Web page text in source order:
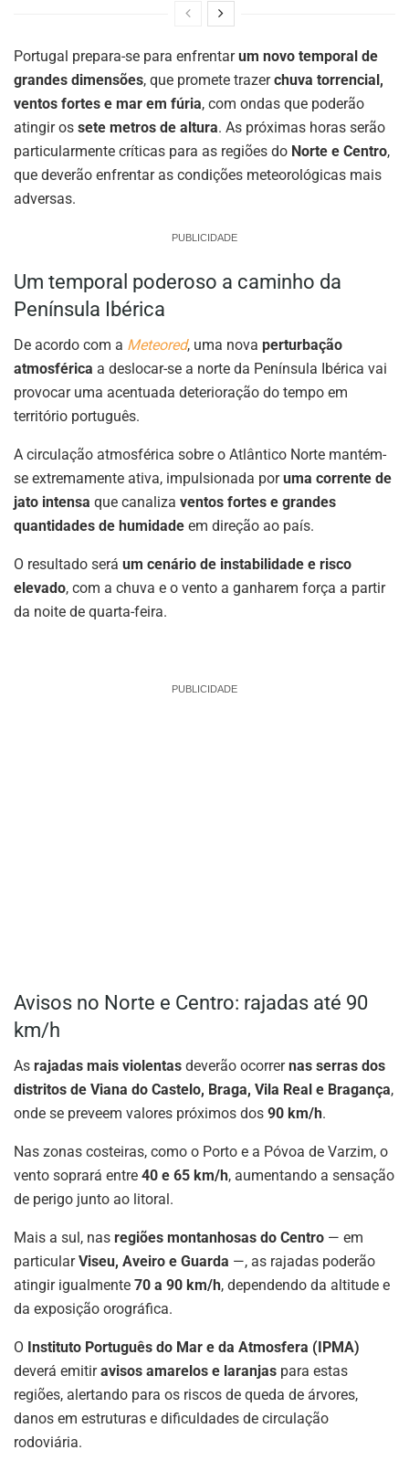
Portugal prepara-se para enfrentarum novo temporal de
grandes dimensões, que promete trazerchuva torrencial,
ventos fortes e mar em fúria, com ondas que poderão
atingir os sete metros de altura. As próximas horas serão
particularmente críticas para as regiões do Norte e Centro,
que deverão enfrentar as condições meteorológicas mais
adversas.
PUBLICIDADE
Um temporal poderoso a caminho da
Península Ibérica
De acordo com a Meteored, uma nova perturbação
atmosférica a deslocar-se a norte da Península Ibérica vai
provocar uma acentuada deterioração do tempo em
território português.
A circulação atmosférica sobre o Atlântico Norte mantém-
se extremamente ativa, impulsionada poruma corrente de
jato intensa que canaliza ventos fortes e grandes
quantidades de humidade em direção ao país.
O resultado será um cenário de instabilidade e risco
elevado, com a chuva e o vento a ganharem força a partir
da noite de quarta-feira.
PUBLICIDADE
Avisos no Norte e Centro: rajadas até 90
km/h
As rajadas mais violentas deverão ocorrernas serras dos
distritos de Viana do Castelo, Braga, Vila Real e Bragança,
onde se preveem valores próximos dos 90 km/h.
Nas zonas costeiras, como o Porto e a Póvoa de Varzim, o
vento soprará entre 40 e 65 km/h, aumentando a sensação
de perigo junto ao litoral.
Mais a sul, nas regiões montanhosas do Centro — em
particularViseu, Aveiro e Guarda —, as rajadas poderão
atingir igualmente 70 a 90 km/h, dependendo da altitude e
da exposição orográfica.
O Instituto Português do Mar e da Atmosfera (IPMA)
deverá emitiravisos amarelos e laranjas para estas
regiões, alertando para os riscos de queda de árvores,
danos em estruturas e dificuldades de circulação
rodoviária.